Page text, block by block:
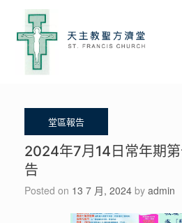
content
2024年7月14日常年期
告
Posted on 13 7 月, 2024 by admin